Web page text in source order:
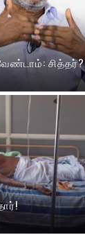
சித்தர்?